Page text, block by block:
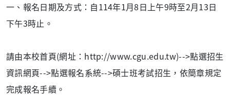
一、報名日期及方式：自114年1月8日上午9時至2月13日
下午3時止。
請由本校首頁(網址：http://www.cgu.edu.tw)-->點選招生
資訊網頁-->點選報名系統-->碩士班考試招生，依簡章規定
完成報名手續。